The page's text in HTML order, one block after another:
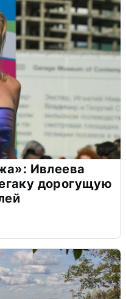
Ивлеева
дорогущую